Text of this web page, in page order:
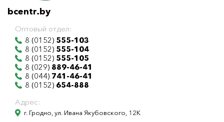
bcentr.by
Оптовый отдел:
8 (0152) 555-103
8 (0152) 555-104
8 (0152) 555-105
8 (029) 889-46-41
8 (044) 741-46-41
8 (0152) 654-888
Адрес:
г. Гродно, ул. Ивана Якубовского, 12К